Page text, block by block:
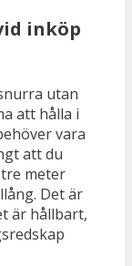
inköp
utan
att hålla i
vara
att du
meter
Det är
är hållbart,